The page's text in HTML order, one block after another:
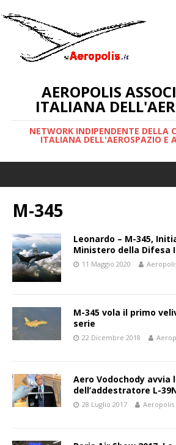
AEROPOLIS
ITALIANA
NETWORK INDIPENDENTE DELLA
ITALIANA DELL'AEROSPAZIO E
M-345
Leonardo – M-345,
Ministero della Difesa
11 Maggio 2020
M-345 vola il primo
serie
22 Dicembre 2018
Aero Vodochody avvia
dell’addestratore L-
28 Luglio 2017 Aeropolis